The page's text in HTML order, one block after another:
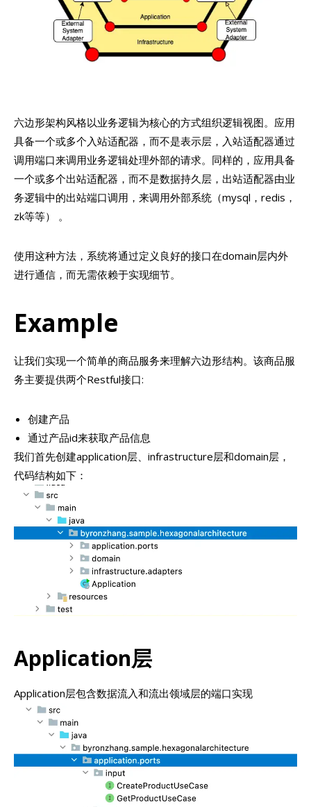
六边形架构风格以业务逻辑为核心的方式组织逻辑视图。应用
具备一个或多个入站适配器，而不是表示层，入站适配器通过
调用端口来调用业务逻辑处理外部的请求。同样的，应用具备
一个或多个出站适配器，而不是数据持久层，出站适配器由业
务逻辑中的出站端口调用，来调用外部系统（mysql，redis，
zk等等） 。
使用这种方法，系统将通过定义良好的接口在domain层内外
进行通信，而无需依赖于实现细节。
Example
让我们实现一个简单的商品服务来理解六边形结构。该商品服
务主要提供两个Restful接口:
创建产品
通过产品id来获取产品信息
我们首先创建application层、infrastructure层和domain层，
代码结构如下：
Application层
Application层包含数据流入和流出领域层的端口实现